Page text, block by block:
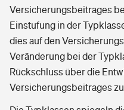
Versicherungsbeitrages
Einstufung in der
dies auf den
Veränderung bei der
Rückschluss über die
Versicherungsbeitrages zu.